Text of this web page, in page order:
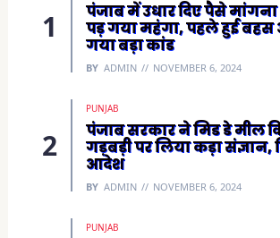
e
w
पंजाब में उधार दिए पैसे
पड़ गया महंगा, पहले हुई बहस
गया बड़ा कांड
BY ADMIN NOVEMBER 6, 2024
PUNJAB
पंजाब सरकार ने मिड डे मील
गड़बड़ी पर लिया कड़ा संज्ञान,
आदेश
BY ADMIN NOVEMBER 6, 2024
PUNJAB